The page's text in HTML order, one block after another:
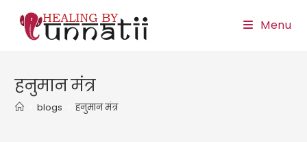
content
Menu
हनुमान मंत्र
blogs हनुमान मंत्र